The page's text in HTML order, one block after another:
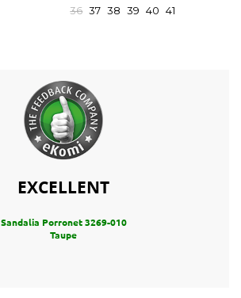
36 37 38 39 40 41
EXCELLENT
Sandalia Porronet 3269-010
Taupe